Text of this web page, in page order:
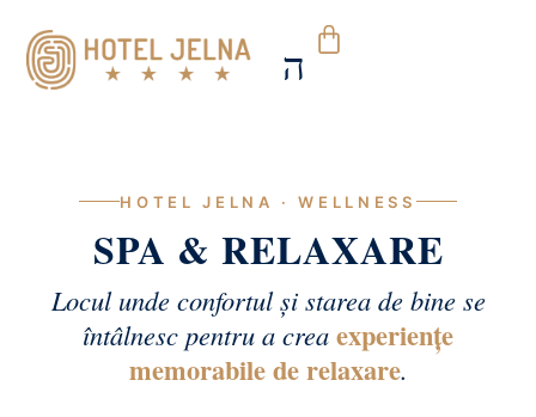
HOTEL JELNA · WELLNESS
SPA & RELAXARE
Locul unde confortul și starea de bine se
întâlnesc pentru a crea experiențe
memorabile de relaxare.